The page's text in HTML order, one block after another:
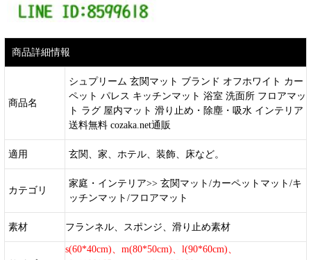
商品詳細情報
商品名
シュプリーム 玄関マット ブランド オフホワイト カー
ペット パレス キッチンマット 浴室 洗面所 フロアマッ
ト ラグ 屋内マット 滑り止め・除塵・吸水 インテリア
送料無料 cozaka.net通販
適用 玄関、家、ホテル、装飾、床など。
カテゴリ
家庭・インテリア>> 玄関マット/カーペットマット/キ
ッチンマット/フロアマット
素材 フランネル、スポンジ、滑り止め素材
s(60*40cm)、m(80*50cm)、l(90*60cm)、